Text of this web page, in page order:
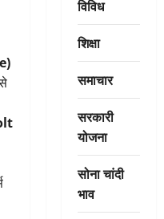
विविध
शिक्षा
समाचार
सरकारी
योजना
सोना चांदी
भाव